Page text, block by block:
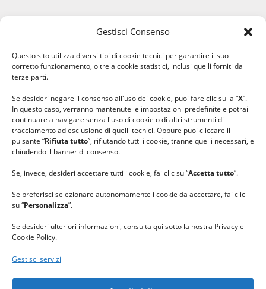
Gestisci Consenso
Questo sito utilizza diversi tipi di cookie tecnici per garantire il suo
corretto funzionamento, oltre a cookie statistici, inclusi quelli forniti da
terze parti.
Se desideri negare il consenso all'uso dei cookie, puoi fare clic sulla “X”.
In questo caso, verranno mantenute le impostazioni predefinite e potrai
continuare a navigare senza l'uso di cookie o di altri strumenti di
tracciamento ad esclusione di quelli tecnici. Oppure puoi cliccare il
pulsante “Rifiuta tutto”, rifiutando tutti i cookie, tranne quelli necessari, e
chiudendo il banner di consenso.
Se, invece, desideri accettare tutti i cookie, fai clic su “Accetta tutto”.
Se preferisci selezionare autonomamente i cookie da accettare, fai clic
su “Personalizza”.
Se desideri ulteriori informazioni, consulta qui sotto la nostra Privacy e
Cookie Policy.
Gestisci servizi
#lanaterapia
#ilcaloredellempatia